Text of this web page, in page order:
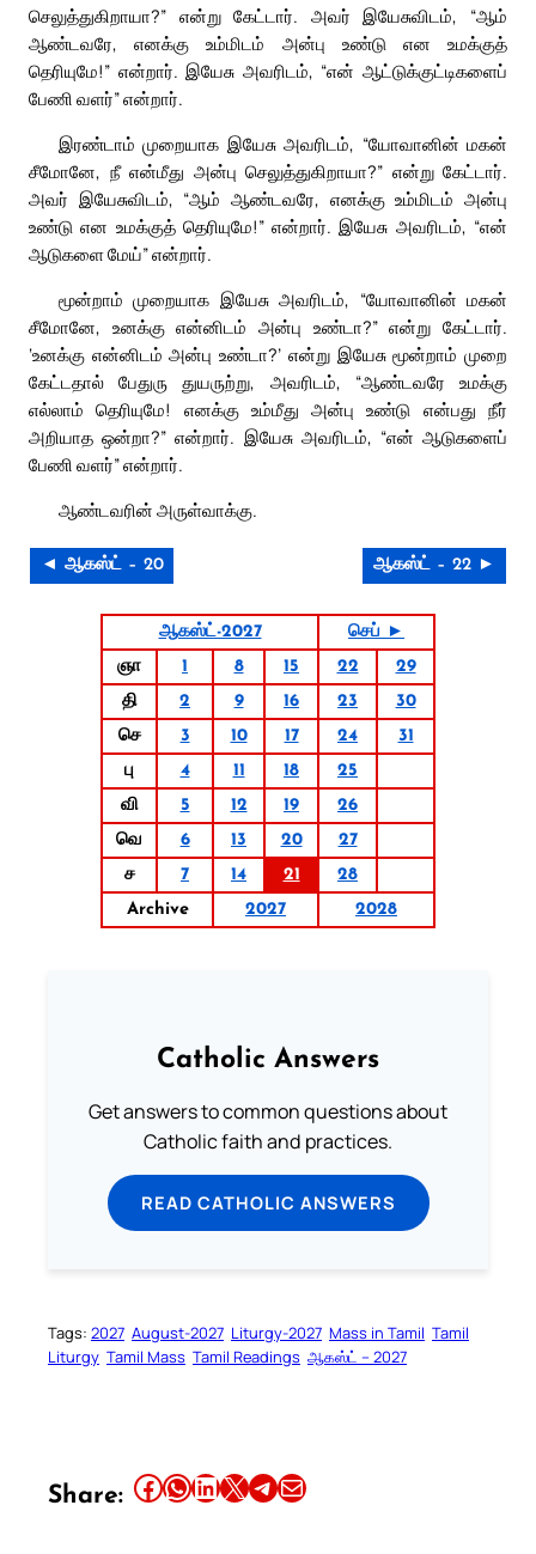
செலுத்துகிறாயா?” என்று கேட்டார். அவர் இயேசுவிடம், “ஆம்
ஆண்டவரே, எனக்கு உம்மிடம் அன்பு உண்டு என உமக்குத்
தெரியுமே!” என்றார். இயேசு அவரிடம், “என் ஆட்டுக்குட்டிகளைப்
பேணி வளர்” என்றார்.
இரண்டாம் முறையாக இயேசு அவரிடம், “யோவானின் மகன்
சீமோனே, நீ என்மீது அன்பு செலுத்துகிறாயா?” என்று கேட்டார்.
அவர் இயேசுவிடம், “ஆம் ஆண்டவரே, எனக்கு உம்மிடம் அன்பு
உண்டு என உமக்குத் தெரியுமே!” என்றார். இயேசு அவரிடம், “என்
ஆடுகளை மேய்” என்றார்.
மூன்றாம் முறையாக இயேசு அவரிடம், “யோவானின் மகன்
சீமோனே, உனக்கு என்னிடம் அன்பு உண்டா?” என்று கேட்டார்.
‘உனக்கு என்னிடம் அன்பு உண்டா?’ என்று இயேசு மூன்றாம் முறை
கேட்டதால் பேதுரு துயருற்று, அவரிடம், “ஆண்டவரே உமக்கு
எல்லாம் தெரியுமே! எனக்கு உம்மீது அன்பு உண்டு என்பது நீர்
அறியாத ஒன்றா?” என்றார். இயேசு அவரிடம், “என் ஆடுகளைப்
பேணி வளர்” என்றார்.
ஆண்டவரின் அருள்வாக்கு.
◄ ஆகஸ்ட் – 20 ஆகஸ்ட் – 22 ►
ஆகஸ்ட்-2027
செப் ►
ஞா
1 8 15 22
29
தி
2 9 16 23
30
செ
3 10 17 24
31
பு
4 11 18
25
வி
5 12 19
26
வெ
6 13 20
27
ச
7 14 21
28
Archive
2027 2028
Catholic Answers
Get answers to common questions about
Catholic faith and practices.
READ CATHOLIC ANSWERS
Tags: 2027 August-2027 Liturgy-2027 Mass in Tamil Tamil
Liturgy Tamil Mass Tamil Readings ஆகஸ்ட் – 2027
Share: Share this article on Facebook Share this article on WhatsApp Share this article on LinkedIn Share this article on X Share this article on TelegramEmail this Article